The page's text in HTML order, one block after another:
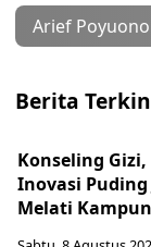
Arief Poyuono
Berita
Konseling
Inovasi Puding
Melati